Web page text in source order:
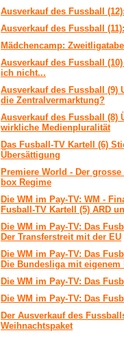
Ausverkauf des Fussball
Ausverkauf des Fussball
Mädchencamp:
Ausverkauf des Fussball
ich nicht...
Ausverkauf des Fussball (9)
die Zentralvermarktung?
Ausverkauf des Fussball (8)
wirkliche Medienpluralität
Das Fusball-TV Kartell (6)
Übersättigung
Premiere World - Der grosse
box Regime
Die WM im Pay-TV: WM -
Fusball-TV Kartell (5) ARD
Die WM im Pay-TV: Das
Der Transferstreit mit der EU
Die WM im Pay-TV: Das
Die Bundesliga mit eigenem
Die WM im Pay-TV: Das
Die WM im Pay-TV: Das
Der Ausverkauf des
Weihnachtspaket